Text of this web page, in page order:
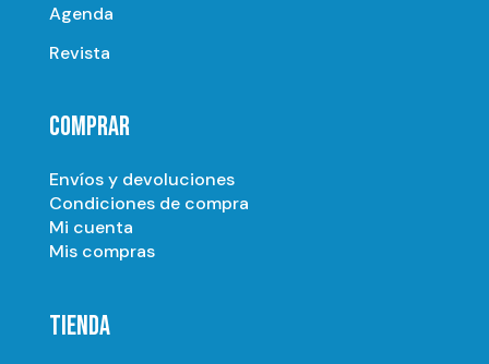
Agenda
Revista
COMPRAR
Envíos y devoluciones
Condiciones de compra
Mi cuenta
Mis compras
TIENDA